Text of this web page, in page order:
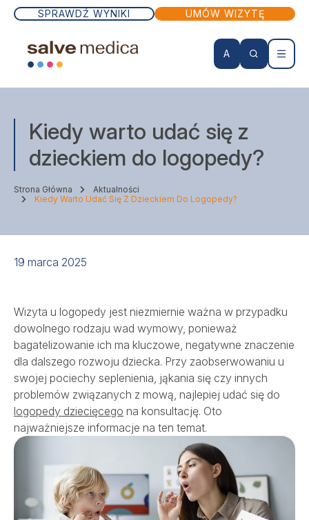
SPRAWDŹ WYNIKI UMÓW WIZYTĘ
A
Wizyty lekarskie
Lekarze
Szpital
Porody
Dla firm
Kontakt
Kiedy warto udać się z
dzieckiem do logopedy?
Strona Główna
Aktualności
Kiedy Warto Udać Się Z Dzieckiem Do Logopedy?
19 marca 2025
Wizyta u logopedy jest niezmiernie ważna w przypadku
dowolnego rodzaju wad wymowy, ponieważ
bagatelizowanie ich ma kluczowe, negatywne znaczenie
dla dalszego rozwoju dziecka. Przy zaobserwowaniu u
swojej pociechy seplenienia, jąkania się czy innych
problemów związanych z mową, najlepiej udać się do
logopedy dziecięcego na konsultację. Oto
najważniejsze informacje na ten temat.